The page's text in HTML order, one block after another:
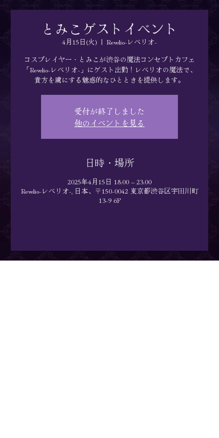
とみこゲストイベント
4月15日(火)
  |
Revelio-レベリオ-
コスプレイヤー・とみこが渋谷の魔法コンセプトカフェ
「Revelio-レベリオ-」にゲスト出勤！レベリオの魔法で、
貴方を虜にする魅惑的なひとときを提供します。
受付が終了しました
他のイベントを見る
日時・場所
2025年4月15日 18:00 – 23:00
Revelio-レベリオ-, 日本、〒150-0042 東京都渋谷区宇田川町
13-9 6F